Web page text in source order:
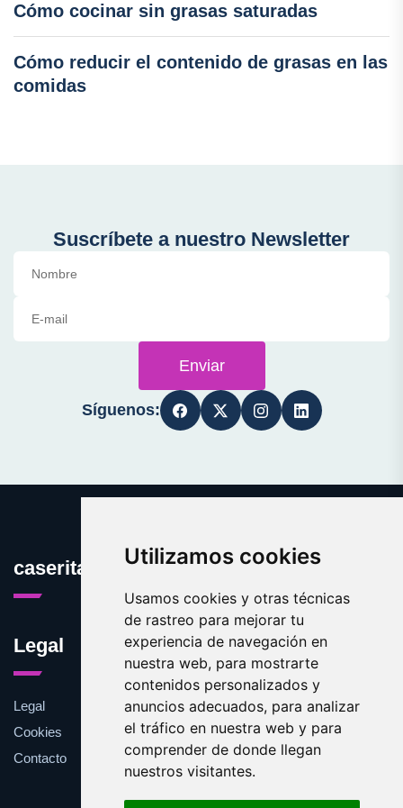
Utilizamos cookies
Usamos cookies y otras técnicas
de rastreo para mejorar tu
experiencia de navegación en
nuestra web, para mostrarte
contenidos personalizados y
anuncios adecuados, para analizar
el tráfico en nuestra web y para
comprender de donde llegan
nuestros visitantes.
Cómo cocinar sin grasas saturadas
Cómo reducir el contenido de grasas en las
comidas
Suscríbete a nuestro Newsletter
Enviar
Síguenos:
caserita.es
Legal
Legal
Cookies
Contacto